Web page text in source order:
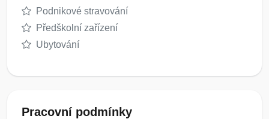
Podnikové stravování
Předškolní zařízení
Ubytování
Pracovní podmínky